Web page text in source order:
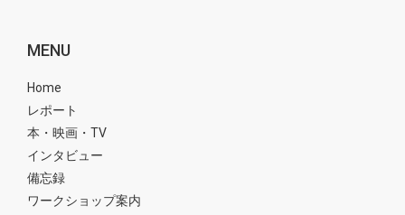
MENU
Home
レポート
本・映画・TV
インタビュー
備忘録
ワークショップ案内